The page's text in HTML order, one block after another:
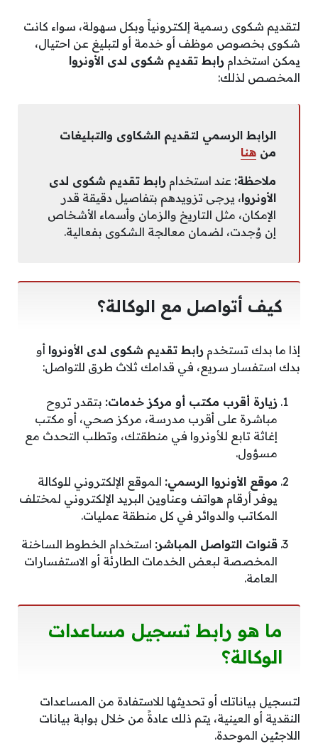
لتقديم شكوى رسمية إلكترونياً وبكل سهولة، سواء كانت
شكوى بخصوص موظف أو خدمة أو لتبليغ عن احتيال،
يمكن استخدام رابط تقديم شكوى لدى الأونروا
المخصص لذلك:
الرابط الرسمي لتقديم الشكاوى والتبليغات
من هنا
ملاحظة: عند استخدام رابط تقديم شكوى لدى
الأونروا، يرجى تزويدهم بتفاصيل دقيقة قدر
الإمكان، مثل التاريخ والزمان وأسماء الأشخاص
إن وُجدت، لضمان معالجة الشكوى بفعالية.
كيف أتواصل مع الوكالة؟
إذا ما بدك تستخدم رابط تقديم شكوى لدى الأونروا أو
بدك استفسار سريع، في قدامك ثلاث طرق للتواصل:
زيارة أقرب مكتب أو مركز خدمات: بتقدر تروح
مباشرة على أقرب مدرسة، مركز صحي، أو مكتب
إغاثة تابع للأونروا في منطقتك، وتطلب التحدث مع
مسؤول.
موقع الأونروا الرسمي: الموقع الإلكتروني للوكالة
يوفر أرقام هواتف وعناوين البريد الإلكتروني لمختلف
المكاتب والدوائر في كل منطقة عمليات.
قنوات التواصل المباشر: استخدام الخطوط الساخنة
المخصصة لبعض الخدمات الطارئة أو الاستفسارات
العامة.
ما هو رابط تسجيل مساعدات
الوكالة؟
لتسجيل بياناتك أو تحديثها للاستفادة من المساعدات
النقدية أو العينية، يتم ذلك عادةً من خلال بوابة بيانات
اللاجئين الموحدة.